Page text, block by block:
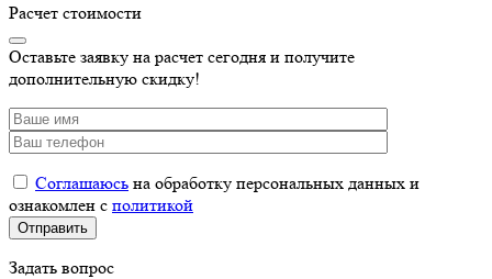
Расчет стоимости
Оставьте заявку на расчет сегодня и получите
дополнительную скидку!
Соглашаюсь на обработку персональных данных и
ознакомлен с политикой
Задать вопрос